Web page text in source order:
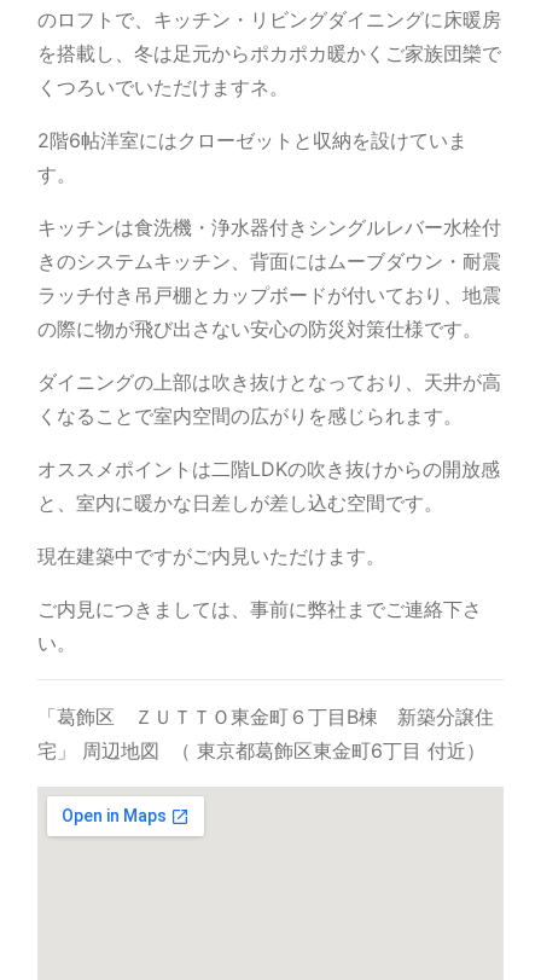
のロフトで、キッチン・リビングダイニングに床暖房
を搭載し、冬は足元からポカポカ暖かくご家族団欒で
くつろいでいただけますネ。
2階6帖洋室にはクローゼットと収納を設けていま
す。
キッチンは食洗機・浄水器付きシングルレバー水栓付
きのシステムキッチン、背面にはムーブダウン・耐震
ラッチ付き吊戸棚とカップボードが付いており、地震
の際に物が飛び出さない安心の防災対策仕様です。
ダイニングの上部は吹き抜けとなっており、天井が高
くなることで室内空間の広がりを感じられます。
オススメポイントは二階LDKの吹き抜けからの開放感
と、室内に暖かな日差しが差し込む空間です。
現在建築中ですがご内見いただけます。
ご内見につきましては、事前に弊社までご連絡下さ
い。
「葛飾区 ＺＵＴＴＯ東金町６丁目B棟 新築分譲住
宅」 周辺地図
（ 東京都葛飾区東金町6丁目 付近）